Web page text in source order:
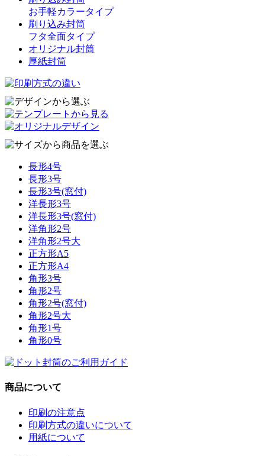
お手軽カラータイプ
刷り込み封筒
フタ全面タイプ
オリジナル封筒
厚紙封筒
長形4号
長形3号
長形3号(窓付)
洋長形3号
洋長形3号(窓付)
洋角形2号
洋角形2号大
正方形A5
正方形A4
角形3号
角形2号
角形2号(窓付)
角形2号大
角形1号
角形0号
商品について
印刷の注意点
印刷方式の違いについて
用紙について